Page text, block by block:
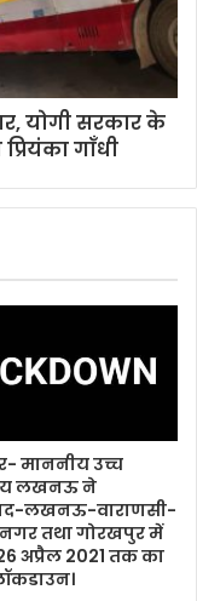
योगी सरकार के
गाँधी
माननीय उच्च
लखनऊ ने
लखनऊ-वाराणसी-
तथा गोरखपुर में
अप्रैल 2021 तक का